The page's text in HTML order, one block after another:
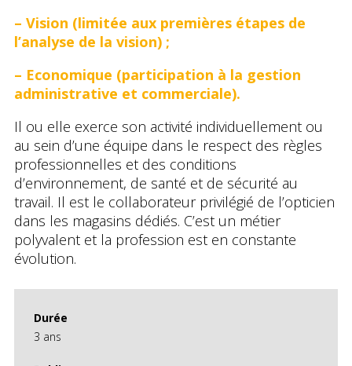
– Vision (limitée aux premières étapes de
l’analyse de la vision) ;
– Economique (participation à la gestion
administrative et commerciale).
Il ou elle exerce son activité individuellement ou
au sein d’une équipe dans le respect des règles
professionnelles et des conditions
d’environnement, de santé et de sécurité au
travail. Il est le collaborateur privilégié de l’opticien
dans les magasins dédiés. C’est un métier
polyvalent et la profession est en constante
évolution.
Durée
3 ans